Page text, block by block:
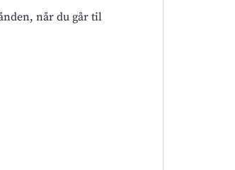
når du går til